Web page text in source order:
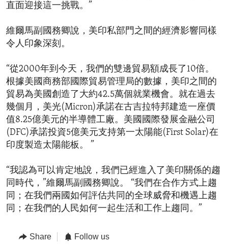
直面迎接這一挑戰。”
維爾馬副國務卿說，美印私部門之間的經濟影響同樣
令人印象深刻。
“從2000年到今天，我們的雙邊貿易額成長了10倍。
根據美國商務部國際貿易管理局的數據，美印之間的
貿易為美國創造了大約42.5萬個就業機會。就在過去
幾個月，美光(Micron)承諾在古吉拉特邦建造一座價
值8.25億美元的半導體工廠。美國國際發展金融公司
(DFC)承諾投資5億美元支持第一太陽能(First Solar)在
印度製造太陽能板。 ”
“我認為可以肯定地說，我們已經進入了美印關係的趨
同時代，”維爾馬副國務卿說。 “我們在合作方式上趨
同；在我們兩國如何評估共同的全球威脅和機遇上趨
同；在我們的人民如何一起生活和工作上趨同。”
Share Follow us